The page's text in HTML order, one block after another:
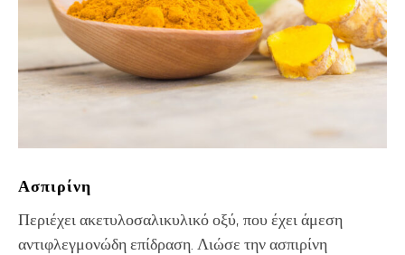
Ασπιρίνη
Περιέχει ακετυλοσαλικυλικό οξύ, που έχει άμεση
αντιφλεγμονώδη επίδραση. Λιώσε την ασπιρίνη